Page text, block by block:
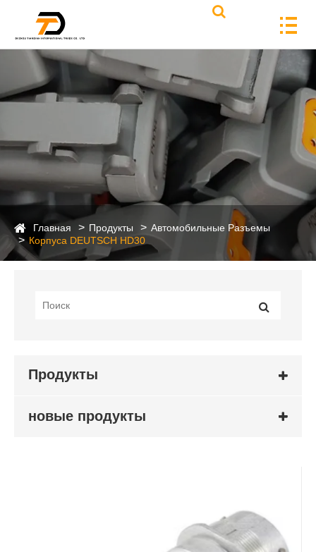
Главная Продукты
Автомобильные Разъемы
Корпуса DEUTSCH HD30
Продукты
новые продукты